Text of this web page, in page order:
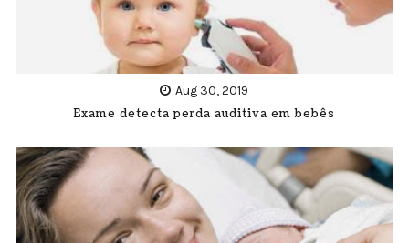
Aug 30, 2019
Exame detecta perda auditiva em bebês